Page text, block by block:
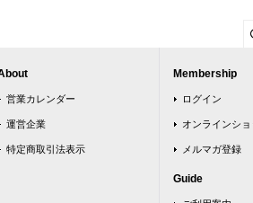
営業カレンダー
運営企業
特定商取引法表示
Membership
ログイン
オンラインシ
メルマガ登録
Guide